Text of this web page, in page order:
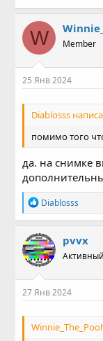
W Member
25 Янв 2024
Diablosss
помимо того
да. на снимке
Р
е
а
к
ц
и
и
:
Diablosss
pvvx
27 Янв 2024